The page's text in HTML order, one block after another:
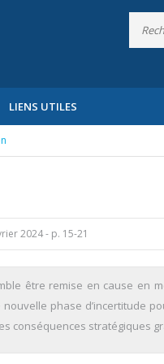
LIENS UTILES
2024- p. 15-21
être remise en cause en
phase d’incertitude
conséquences stratégiques